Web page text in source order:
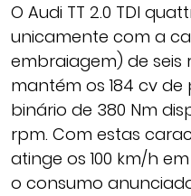
O Audi TT 2.0 TDI
unicamente com a
embraiagem) de seis
mantém os 184 cv
binário de 380 Nm
rpm. Com estas
atinge os 100 km/h
o consumo